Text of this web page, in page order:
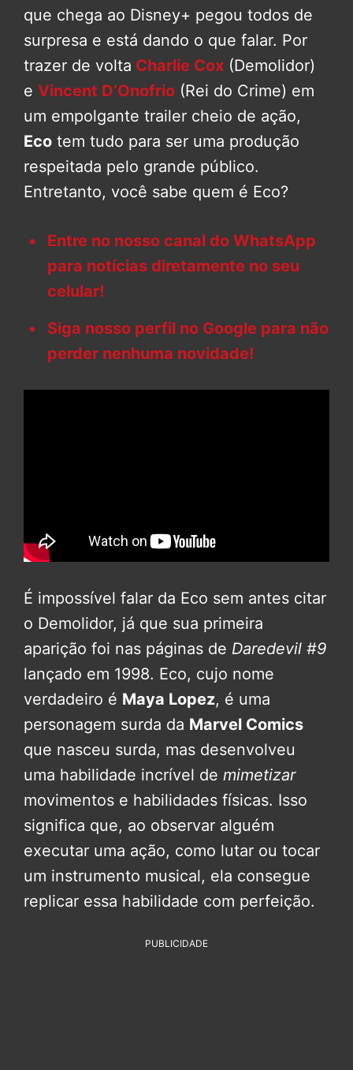
que chega ao Disney+ pegou todos de
surpresa e está dando o que falar. Por
trazer de volta Charlie Cox (Demolidor)
e Vincent D’Onofrio (Rei do Crime) em
um empolgante trailer cheio de ação,
Eco tem tudo para ser uma produção
respeitada pelo grande público.
Entretanto, você sabe quem é Eco?
Entre no nosso canal do WhatsApp
para notícias diretamente no seu
celular!
Siga nosso perfil no Google para não
perder nenhuma novidade!
É impossível falar da Eco sem antes citar
o Demolidor, já que sua primeira
aparição foi nas páginas de Daredevil #9
lançado em 1998. Eco, cujo nome
verdadeiro é Maya Lopez, é uma
personagem surda da Marvel Comics
que nasceu surda, mas desenvolveu
uma habilidade incrível de mimetizar
movimentos e habilidades físicas. Isso
significa que, ao observar alguém
executar uma ação, como lutar ou tocar
um instrumento musical, ela consegue
replicar essa habilidade com perfeição.
PUBLICIDADE